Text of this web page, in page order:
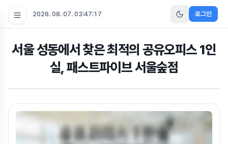
2026. 08. 07. 03:47:18 로그인
서울 성동에서 찾은 최적의 공유오피스 1인
실, 패스트파이브 서울숲점